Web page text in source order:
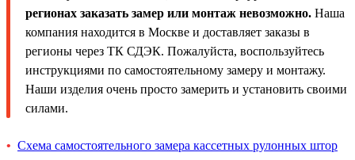
регионах заказать замер или монтаж невозможно. Наша
компания находится в Москве и доставляет заказы в
регионы через ТК СДЭК. Пожалуйста, воспользуйтесь
инструкциями по самостоятельному замеру и монтажу.
Наши изделия очень просто замерить и установить своими
силами.
Схема самостоятельного замера кассетных рулонных штор